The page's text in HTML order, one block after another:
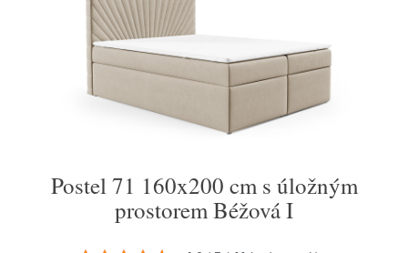
Postel 71 160x200 cm s úložným
prostorem Béžová I